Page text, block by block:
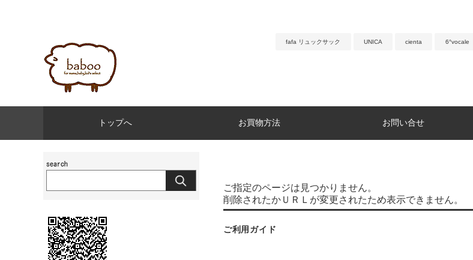
fafa リュックサック UNICA cienta 6°vocale
トップへ お買物方法 お問い合せ
ご指定のページは見つかりません。
削除されたかＵＲＬが変更されたため表示できません。
ご利用ガイド